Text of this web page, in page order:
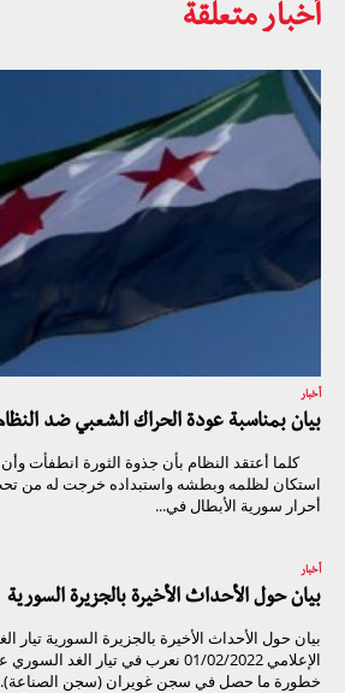
أخبار متعلقة
أخبار
بيان بمناسبة عودة الحراك الشعبي ضد
كلما أعتقد النظام بأن جذوة الثورة انطفأت
استكان لظلمه وبطشه واستبداده خرجت له من
أحرار سورية الأبطال في...
أخبار
بيان حول الأحداث الأخيرة بالجزيرة السورية
بيان حول الأحداث الأخيرة بالجزيرة السورية تيار
الإعلامي 01/02/2022 نعرب في تيار الغد
خطورة ما حصل في سجن غويران (سجن